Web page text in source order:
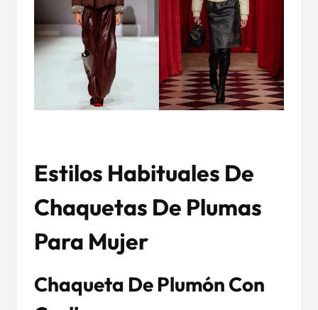
Estilos Habituales De
Chaquetas De Plumas
Para Mujer
Chaqueta De Plumón Con